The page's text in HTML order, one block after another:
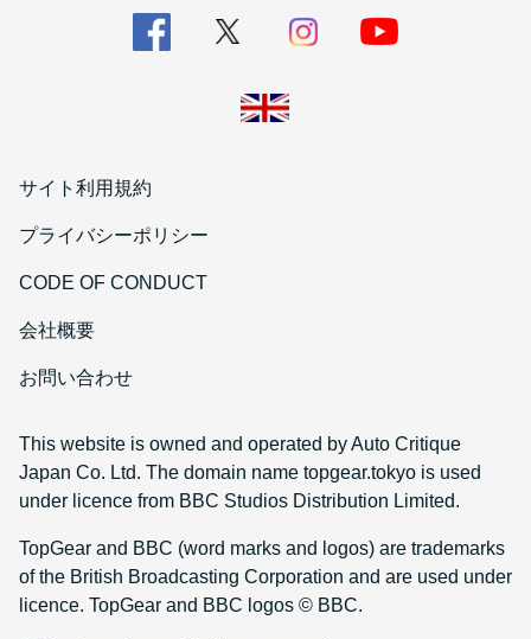
サイト利用規約
プライバシーポリシー
CODE OF CONDUCT
会社概要
お問い合わせ
This website is owned and operated by Auto Critique
Japan Co. Ltd. The domain name topgear.tokyo is used
under licence from BBC Studios Distribution Limited.
TopGear and BBC (word marks and logos) are trademarks
of the British Broadcasting Corporation and are used under
licence. TopGear and BBC logos © BBC.